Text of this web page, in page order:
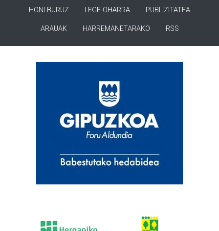
HONI BURUZ LEGE OHARRA PUBLIZITATEA
ARAUAK HARREMANETARAKO RSS